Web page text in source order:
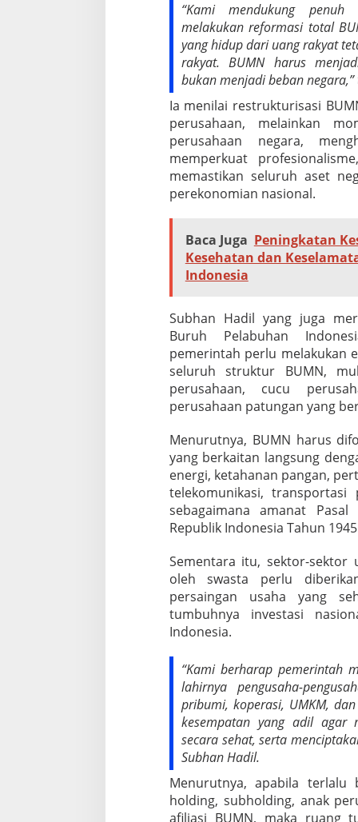
“Kami mendukung
melakukan reformasi total
yang hidup dari uang rakyat
rakyat. BUMN harus
bukan menjadi beban negara,”
Ia menilai restrukturisasi
perusahaan, melainkan
perusahaan negara,
memperkuat
memastikan seluruh aset
perekonomian nasional.
Baca Juga Peningkatan
Kesehatan dan
Indonesia
Subhan Hadil yang juga
Buruh Pelabuhan
pemerintah perlu melakukan
seluruh struktur BUMN,
perusahaan, cucu
perusahaan patungan yang
Menurutnya, BUMN harus
yang berkaitan langsung
energi, ketahanan pangan,
telekomunikasi,
sebagaimana amanat
Republik Indonesia Tahun
Sementara itu, sektor-sektor
oleh swasta perlu
persaingan usaha yang
tumbuhnya investasi
Indonesia.
“Kami berharap pemerintah
lahirnya pengusaha-
pribumi, koperasi, UMKM,
kesempatan yang adil agar
secara sehat, serta
Subhan Hadil.
Menurutnya, apabila terlalu
holding, subholding, anak
afiliasi BUMN, maka ruang